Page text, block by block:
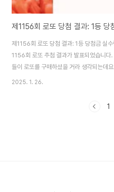
제1156회 로또 당첨 결과: 1등 당
제1156회 로또 당첨 결과: 1등 당첨금 실
1156회 로또 추첨 결과가 발표되었습니다
들이 로또를 구매하셨을 거라 생각되는데
1등 당첨자는 21명으로 당첨금은 15억
디? 위치보기 👆 1156회 로또 1등 당첨
2025. 1. 26.
1